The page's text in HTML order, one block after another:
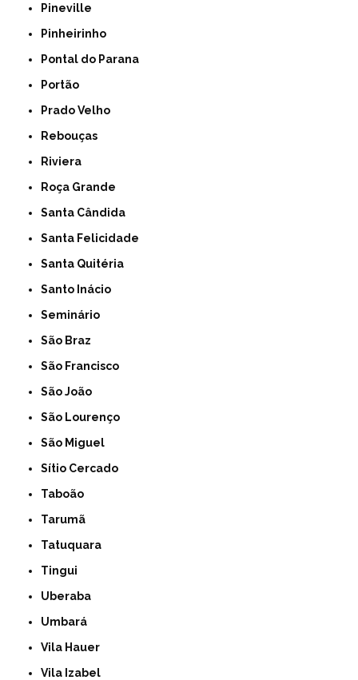
Pineville
Pinheirinho
Pontal do Parana
Portão
Prado Velho
Rebouças
Riviera
Roça Grande
Santa Cândida
Santa Felicidade
Santa Quitéria
Santo Inácio
Seminário
São Braz
São Francisco
São João
São Lourenço
São Miguel
Sítio Cercado
Taboão
Tarumã
Tatuquara
Tingui
Uberaba
Umbará
Vila Hauer
Vila Izabel